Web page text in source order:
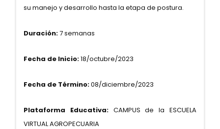
su manejo y desarrollo hasta la etapa de postura.
Duración:7 semanas
Fecha de Inicio:18/octubre/2023
Fecha de Término:08/diciembre/2023
Plataforma Educativa:CAMPUS de la ESCUELA
VIRTUAL AGROPECUARIA